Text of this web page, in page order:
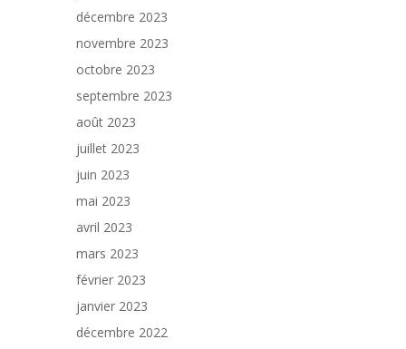
décembre 2023
novembre 2023
octobre 2023
septembre 2023
août 2023
juillet 2023
juin 2023
mai 2023
avril 2023
mars 2023
février 2023
janvier 2023
décembre 2022